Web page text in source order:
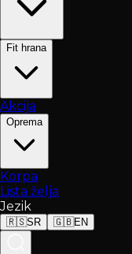
Fit hrana
Akcija
Oprema
Korpa
Lista želja
Jezik
🇷🇸SR 🇬🇧EN